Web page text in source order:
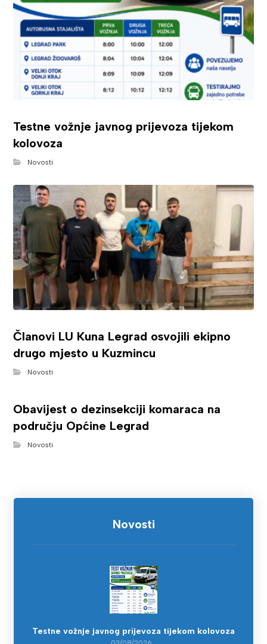
Testne vožnje javnog prijevoza tijekom
kolovoza
Novosti
Članovi LU Kuna Legrad osvojili ekipno
drugo mjesto u Kuzmincu
Novosti
Obavijest o dezinsekciji komaraca na
području Općine Legrad
Novosti
Novosti
Testne vožnje javnog prijevoza tijekom kolovoza